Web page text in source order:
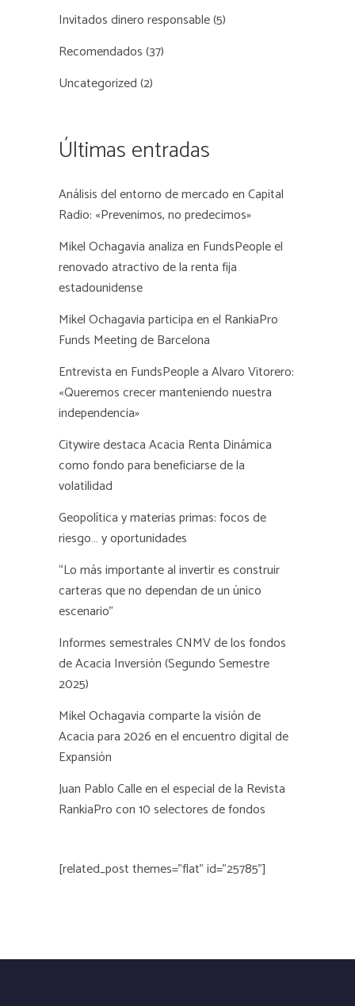
Invitados dinero responsable(5)
Recomendados(37)
Uncategorized(2)
Últimas entradas
Análisis del entorno de mercado en Capital
Radio: «Prevenimos, no predecimos»
Mikel Ochagavia analiza en FundsPeople el
renovado atractivo de la renta fija
estadounidense
Mikel Ochagavia participa en el RankiaPro
Funds Meeting de Barcelona
Entrevista en FundsPeople a Alvaro Vitorero:
«Queremos crecer manteniendo nuestra
independencia»
Citywire destaca Acacia Renta Dinámica
como fondo para beneficiarse de la
volatilidad
Geopolítica y materias primas: focos de
riesgo… y oportunidades
“Lo más importante al invertir es construir
carteras que no dependan de un único
escenario”
Informes semestrales CNMV de los fondos
de Acacia Inversión (Segundo Semestre
2025)
Mikel Ochagavia comparte la visión de
Acacia para 2026 en el encuentro digital de
Expansión
Juan Pablo Calle en el especial de la Revista
RankiaPro con 10 selectores de fondos
[related_post themes="flat" id="25785"]